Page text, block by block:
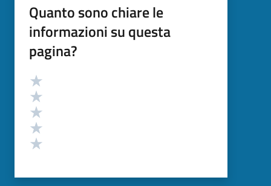
Quanto sono chiare le
informazioni su questa
pagina?
Valutazione